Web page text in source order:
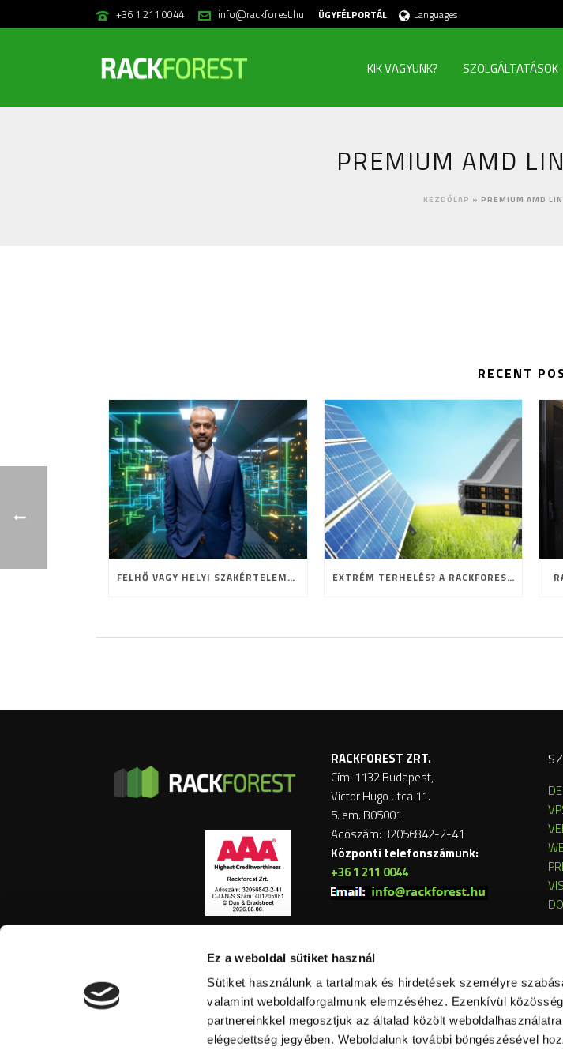
Ez a weboldal sütiket használ
Sütiket használunk a tartalmak és hirdetések személyre
valamint weboldalforgalmunk elemzéséhez. Ezenkívül
partnereinkkel megosztjuk az általad közölt
elégedettség jegyében. Weboldalunk további böngészésével
+36 1 211 0044 info@rackforest.hu ÜGYFÉLPORTÁL Languages
KIK VAGYUNK? SZOLGÁLTATÁSOK
PREMIUM AMD
KEZDŐLAP » PREMIUM AMD
RECENT
FELHŐ VAGY HELYI SZAKÉRTELEM? A HOSTING JELENE ÉS JÖVŐJE EXTRÉM TERHELÉS? A RACKFOREST ISMÉT BIZONYÍTOTT!
RACKFOREST ZRT.
Cím: 1132 Budapest,
Victor Hugo utca 11.
5. em. B05001.
Adószám: 32056842-2-41
Központi telefonszámunk:
+36 1 211 0044